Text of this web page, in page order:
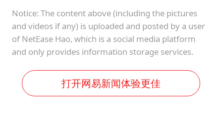
Notice: The content above (including the pictures
and videos if any) is uploaded and posted by a user
of NetEase Hao, which is a social media platform
and only provides information storage services.
打开网易新闻体验更佳